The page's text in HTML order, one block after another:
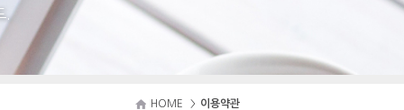
.
HOME 이용약관